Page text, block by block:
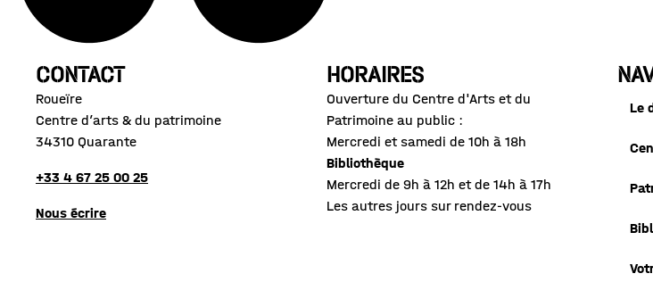
CONTACT
Roueïre
Centre d’arts & du patrimoine
34310 Quarante
+33 4 67 25 00 25
Nous écrire
HORAIRES
Ouverture du Centre d'Arts et du
Patrimoine au public :
Mercredi et samedi de 10h à 18h
Bibliothèque
Mercredi de 9h à 12h et de 14h à 17h
Les autres jours sur rendez-vous
Le